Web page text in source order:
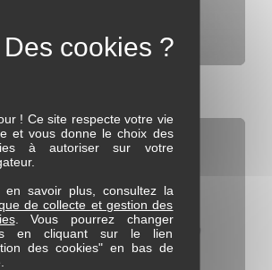
! Ce site respecte votre vie
et vous donne le choix des
à autoriser sur votre
en savoir plus, consultez la
de collecte et gestion des
. Vous pourrez changer
en cliquant sur le lien
des cookies" en bas de